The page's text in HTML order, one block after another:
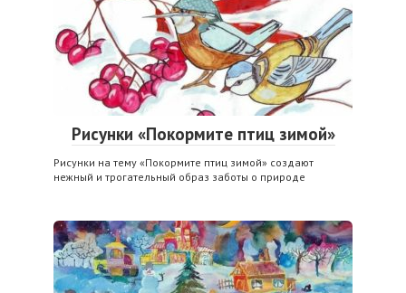
Рисунки «Покормите птиц зимой»
Рисунки на тему «Покормите птиц зимой» создают
нежный и трогательный образ заботы о природе